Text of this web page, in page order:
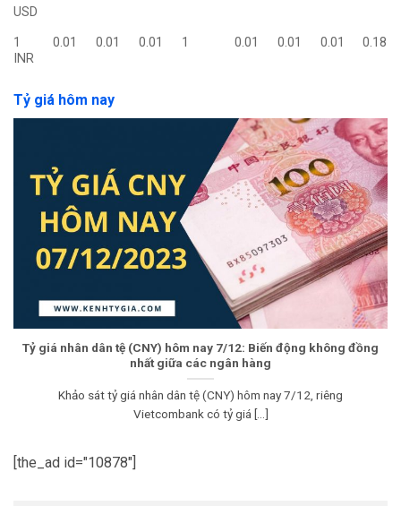
USD
1
INR
0.01 0.01 0.01 1 0.01 0.01 0.01 0.18
Tỷ giá hôm nay
Tỷ giá nhân dân tệ (CNY) hôm nay 7/12: Biến động không đồng
nhất giữa các ngân hàng
Khảo sát tỷ giá nhân dân tệ (CNY) hôm nay 7/12, riêng
Vietcombank có tỷ giá [...]
[the_ad id="10878"]